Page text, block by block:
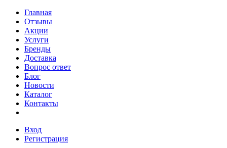
Главная
Отзывы
Акции
Услуги
Бренды
Доставка
Вопрос ответ
Блог
Новости
Каталог
Контакты
Вход
Регистрация